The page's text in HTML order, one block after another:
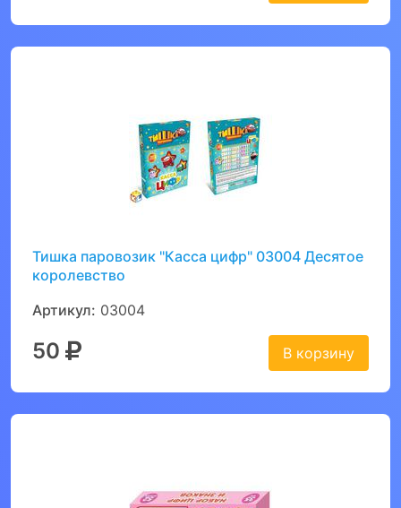
Тишка паровозик "Касса цифр" 03004 Десятое
королевство
Артикул: 03004
50 В корзину